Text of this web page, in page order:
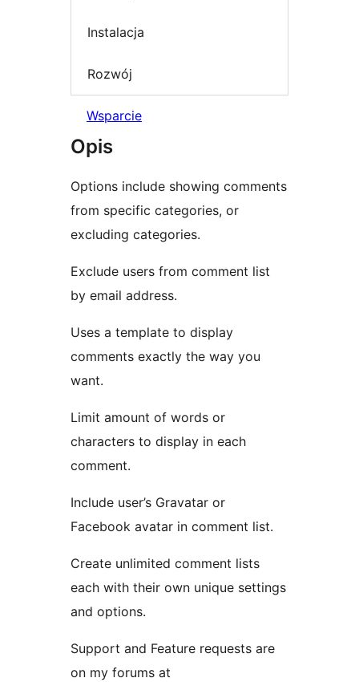
Instalacja
Rozwój
Wsparcie
Opis
Options include showing comments
from specific categories, or
excluding categories.
Exclude users from comment list
by email address.
Uses a template to display
comments exactly the way you
want.
Limit amount of words or
characters to display in each
comment.
Include user’s Gravatar or
Facebook avatar in comment list.
Create unlimited comment lists
each with their own unique settings
and options.
Support and Feature requests are
on my forums at